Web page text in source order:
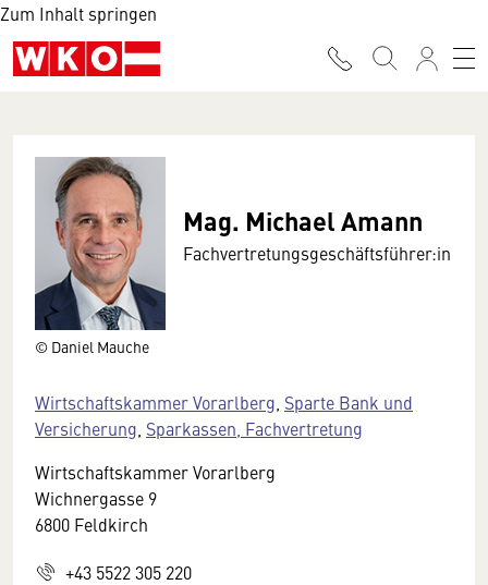
Zum Inhalt springen
© Daniel Mauche
Mag. Michael Amann
Fachvertretungsgeschäftsführer:in
Wirtschaftskammer Vorarlberg Sparte Bank und
Versicherung Sparkassen, Fachvertretung
Wirtschaftskammer Vorarlberg
Wichnergasse 9
6800 Feldkirch
+43 5522 305 220